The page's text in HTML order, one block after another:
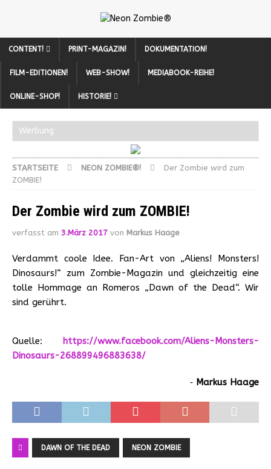
CONTENT! PRINT-MAGAZIN! DOKUMENTATION!
FILM-EDITIONEN! WEB-SHOW! MEDIABOOK-REIHE!
ONLINE-SHOP! HISTORIE!
Werbung
STARTSEITE NEON ZOMBIE®!
Der Zombie wird zum
ZOMBIE!
Der Zombie wird zum ZOMBIE!
verfasst am 3.März 2017 von Markus Haage
Verdammt coole Idee. Fan-Art von „Aliens! Monsters!
Dinosaurs!“ zum Zombie-Magazin und gleichzeitig eine
tolle Hommage an Romeros „Dawn of the Dead“. Wir
sind gerührt.
Quelle: https://www.facebook.com/Aliens-Monsters-
Dinosaurs-268899496883638/
‐ Markus Haage
DAWN OF THE DEAD NEON ZOMBIE